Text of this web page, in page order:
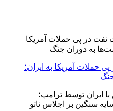
حملات آمریکا به ایران؛